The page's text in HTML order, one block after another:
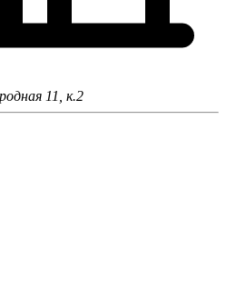
11, к.2